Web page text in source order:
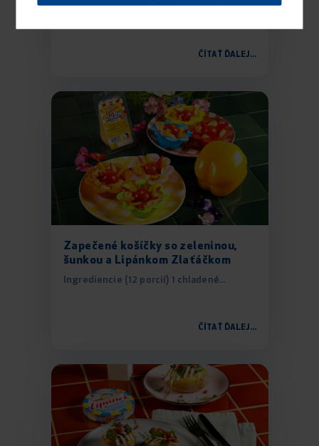
Ingrediencie (6 porcií) 1 vanilkové...
ČÍTAŤ ĎALEJ...
Zapečené košíčky so zeleninou,
šunkou a Lipánkom Zlaťáčkom
Ingrediencie (12 porcií) 1 chladené...
ČÍTAŤ ĎALEJ...